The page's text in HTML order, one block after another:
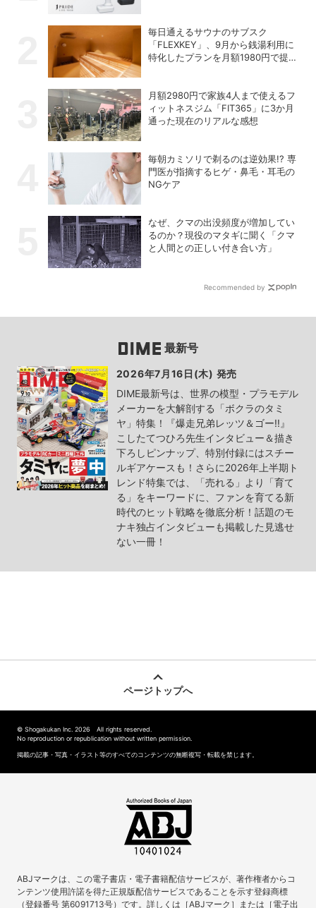
毎日通えるサウナのサブスク
「FLEXKEY」、9月から銭湯利用に
特化したプランを月額1980円で提供
月額2980円で家族4人まで使えるフ
ィットネスジム「FIT365」に3か月
通った現在のリアルな感想
毎朝カミソリで剃るのは逆効果!? 専
門医が指摘するヒゲ・鼻毛・耳毛の
NGケア
なぜ、クマの出没頻度が増加してい
るのか？現役のマタギに聞く「クマ
と人間との正しい付き合い方」
Recommended by
最新号
2026年7月16日(木) 発売
DIME最新号は、世界の模型・プラモデル
メーカーを大解剖する「ボクラのタミ
ヤ」特集！『爆走兄弟レッツ＆ゴー!!』
こしたてつひろ先生インタビュー＆描き
下ろしピンナップ、特別付録にはスチー
ルギアケースも！さらに2026年上半期ト
レンド特集では、「売れる」より「育て
る」をキーワードに、ファンを育てる新
時代のヒット戦略を徹底分析！話題のモ
ナキ独占インタビューも掲載した見逃せ
ない一冊！
ページトップへ
© Shogakukan Inc. 2026 All rights reserved.
No reproduction or republication without written permission.
掲載の記事・写真・イラスト等のすべてのコンテンツの無断複写・転載を禁じます。
ABJマークは、この電子書店・電子書籍配信サービスが、著作権者からコ
ンテンツ使用許諾を得た正規版配信サービスであることを示す登録商標
（登録番号 第6091713号）です。詳しくは［ABJマーク］または［電子出